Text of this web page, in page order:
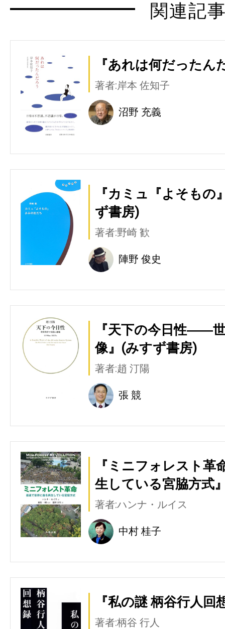
関連記
『あれは何だったん
著者:岸本 佐知子
沼野 充義
『カミュ『よそも
ず書房)
著者:野崎 歓
陣野 俊史
『天下の今日性――
像』(みすず書房)
著者:趙 汀陽
張 競
『ミニフォレスト革
生している宮脇方式
著者:ハンナ・ルイス
中村 桂子
『私の謎 柄谷行人回
著者:柄谷 行人